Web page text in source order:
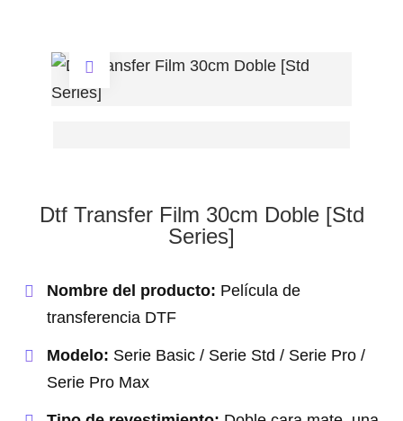
Dtf Transfer Film 30cm Doble [Std
Series]
Nombre del producto: Película de
transferencia DTF
Modelo: Serie Basic / Serie Std / Serie Pro /
Serie Pro Max